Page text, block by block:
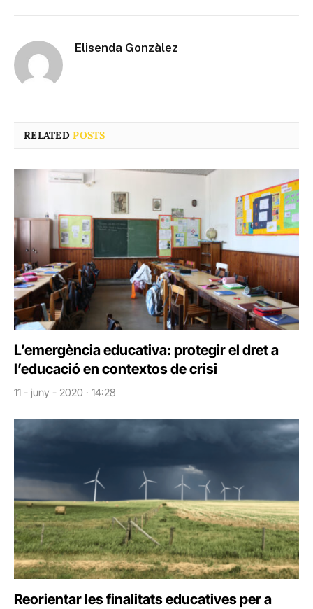
Elisenda Gonzàlez
RELATEDPOSTS
L’emergència educativa: protegir el dret a
l’educació en contextos de crisi
11 - juny - 2020 · 14:28
Reorientar les finalitats educatives per a